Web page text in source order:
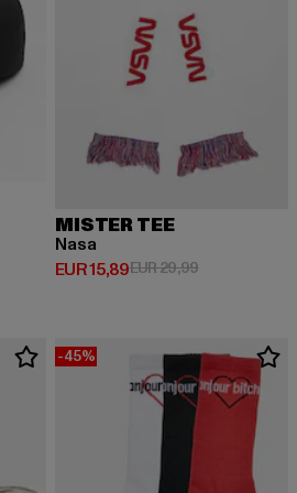
EUR 29,99
MISTER TEE
Nasa
EUR 15,89
Derzeitiger Preis: EUR 15,89
EUR 29,99Aktionspreis:
-45%